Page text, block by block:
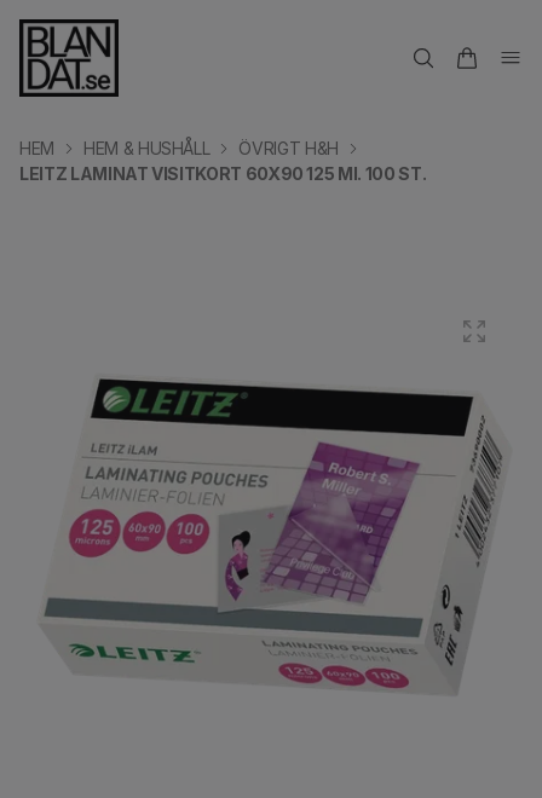
HEM HEM & HUSHÅLL
ÖVRIGT H&H
LEITZ LAMINAT VISITKORT 60X90 125 MI. 100 ST.